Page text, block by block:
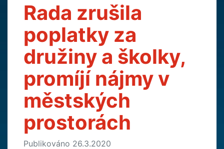
Rada zrušila
poplatky za
družiny a školky,
promíjí nájmy v
městských
prostorách
Publikováno 26.3.2020